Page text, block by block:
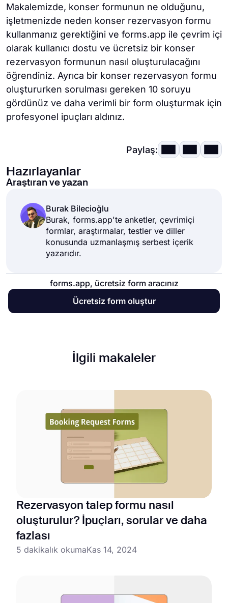
Makalemizde, konser formunun ne olduğunu,
işletmenizde neden konser rezervasyon formu
kullanmanız gerektiğini ve forms.app ile çevrim içi
olarak kullanıcı dostu ve ücretsiz bir konser
rezervasyon formunun nasıl oluşturulacağını
öğrendiniz. Ayrıca bir konser rezervasyon formu
oluştururken sorulması gereken 10 soruyu
gördünüz ve daha verimli bir form oluşturmak için
profesyonel ipuçları aldınız.
Paylaş:
Hazırlayanlar
Araştıran ve yazan
Burak Bilecioğlu
Burak, forms.app'te anketler, çevrimiçi
formlar, araştırmalar, testler ve diller
konusunda uzmanlaşmış serbest içerik
yazarıdır.
forms.app, ücretsiz form aracınız
Ücretsiz form oluştur
İlgili makaleler
Rezervasyon talep formu nasıl
oluşturulur? İpuçları, sorular ve daha
fazlası
5 dakikalık okumaKas 14, 2024